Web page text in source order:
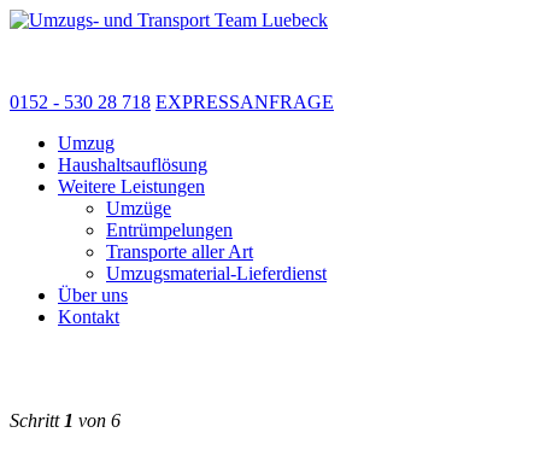
0152 - 530 28 718 EXPRESSANFRAGE
Umzug
Haushaltsauflösung
Weitere Leistungen
Umzüge
Entrümpelungen
Transporte aller Art
Umzugsmaterial-Lieferdienst
Über uns
Kontakt
Schritt 1 von 6